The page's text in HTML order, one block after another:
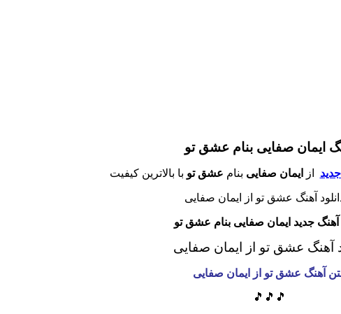
ایمان صفایی بنام عشق تو
از ایمان صفایی بنام عشق تو با بالاترین کیفیت
آهنگ جدید ایمان صفایی بنام عشق تو
آهنگ عشق تو از ایمان صفایی
آهنگ عشق تو از ایمان صفایی
🎵🎵🎵